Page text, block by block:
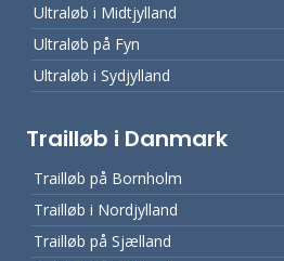
Ultraløb i Midtjylland
Ultraløb på Fyn
Ultraløb i Sydjylland
Trailløb i Danmark
Trailløb på Bornholm
Trailløb i Nordjylland
Trailløb på Sjælland